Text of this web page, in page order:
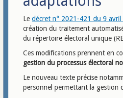
Le décret n° 2021-421 du 9 avril
création du traitement
du répertoire électoral unique
Ces modifications prennent en
gestion du processus électoral
Le nouveau texte précise
personnel permettant la gestion